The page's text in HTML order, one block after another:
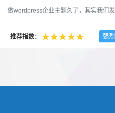
做wordpress企业主题久了，其实我们
配色和元素细节。为此我们创造了一个
置，并且模块可以重复利用的wordpress
推荐指数： 强